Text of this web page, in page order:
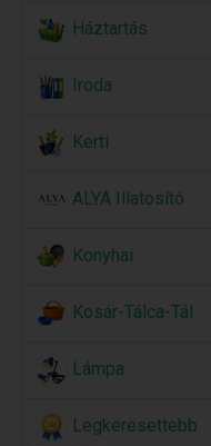
Háztartás
Iroda
Kerti
ALYA Illatosító
Konyhai
Kosár-Tálca-Tál
Lámpa
Legkeresettebb